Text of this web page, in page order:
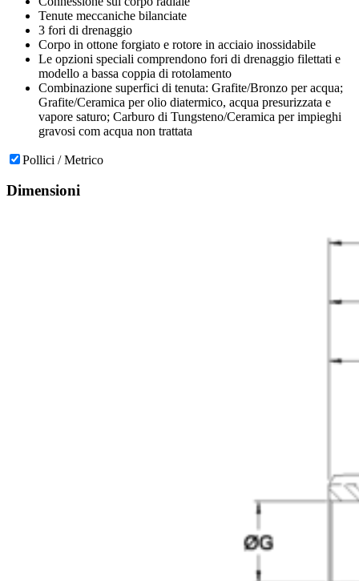
Tenute meccaniche bilanciate
3 fori di drenaggio
Corpo in ottone forgiato e rotore in acciaio inossidabile
Le opzioni speciali comprendono fori di drenaggio filettati e
modello a bassa coppia di rotolamento
Combinazione superfici di tenuta: Grafite/Bronzo per acqua;
Grafite/Ceramica per olio diatermico, acqua presurizzata e
vapore saturo; Carburo di Tungsteno/Ceramica per impieghi
gravosi com acqua non trattata
Pollici / Metrico
Dimensioni